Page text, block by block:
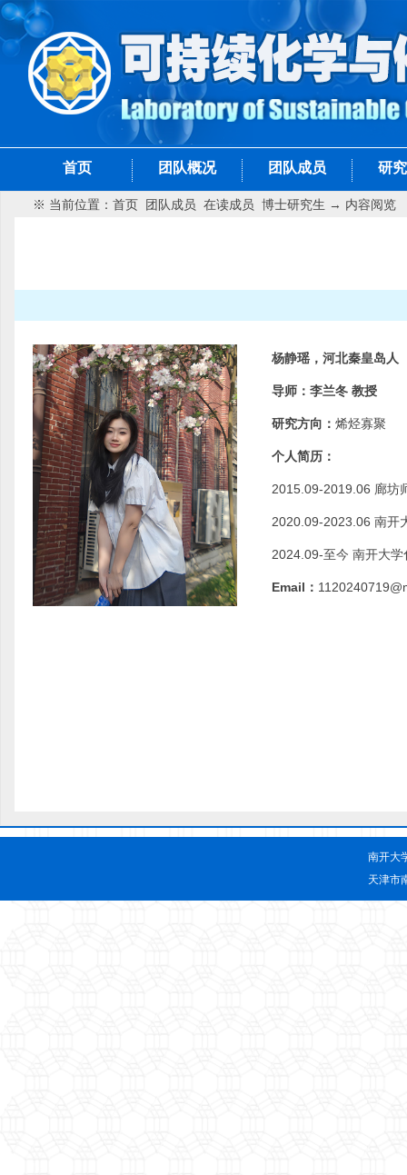
首页 团队概况 团队成员 研
※ 当前位置： 首页 团队成员 在读成员 博士研究生 → 内容阅览
杨静瑶，河北秦皇岛人
导师：李兰冬 教授
研究方向： 烯烃寡聚
个人简历：
2015.09-2019.06 廊坊
2020.09-2023.06 南开
2024.09-至今 南开大
Email：
南开大
天津市